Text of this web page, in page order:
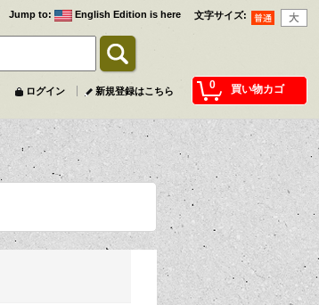
文字サイズ:
Jump to: English Edition is here
0 買い物カゴ
ログイン 新規登録はこちら